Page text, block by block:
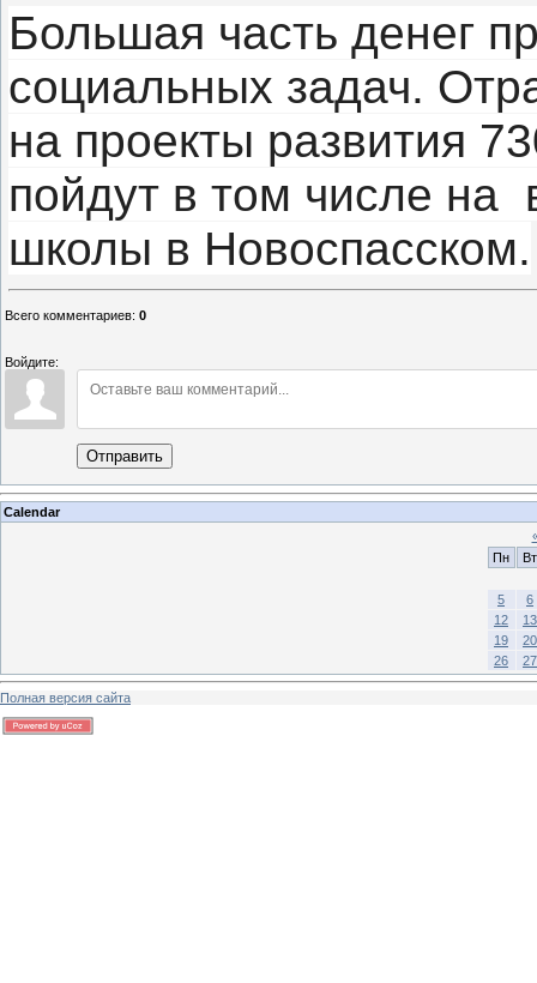
Большая часть денег
социальных задач.
на проекты развития
пойдут в том числе на
школы в Новоспасском.
Всего комментариев: 0
Войдите:
Отправить
Calendar
Пн
Вт
5
6
12
13
19
20
26
27
Полная версия сайта